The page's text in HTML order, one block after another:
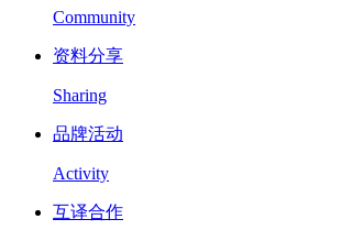
Community
资料分享
Sharing
品牌活动
Activity
互译合作